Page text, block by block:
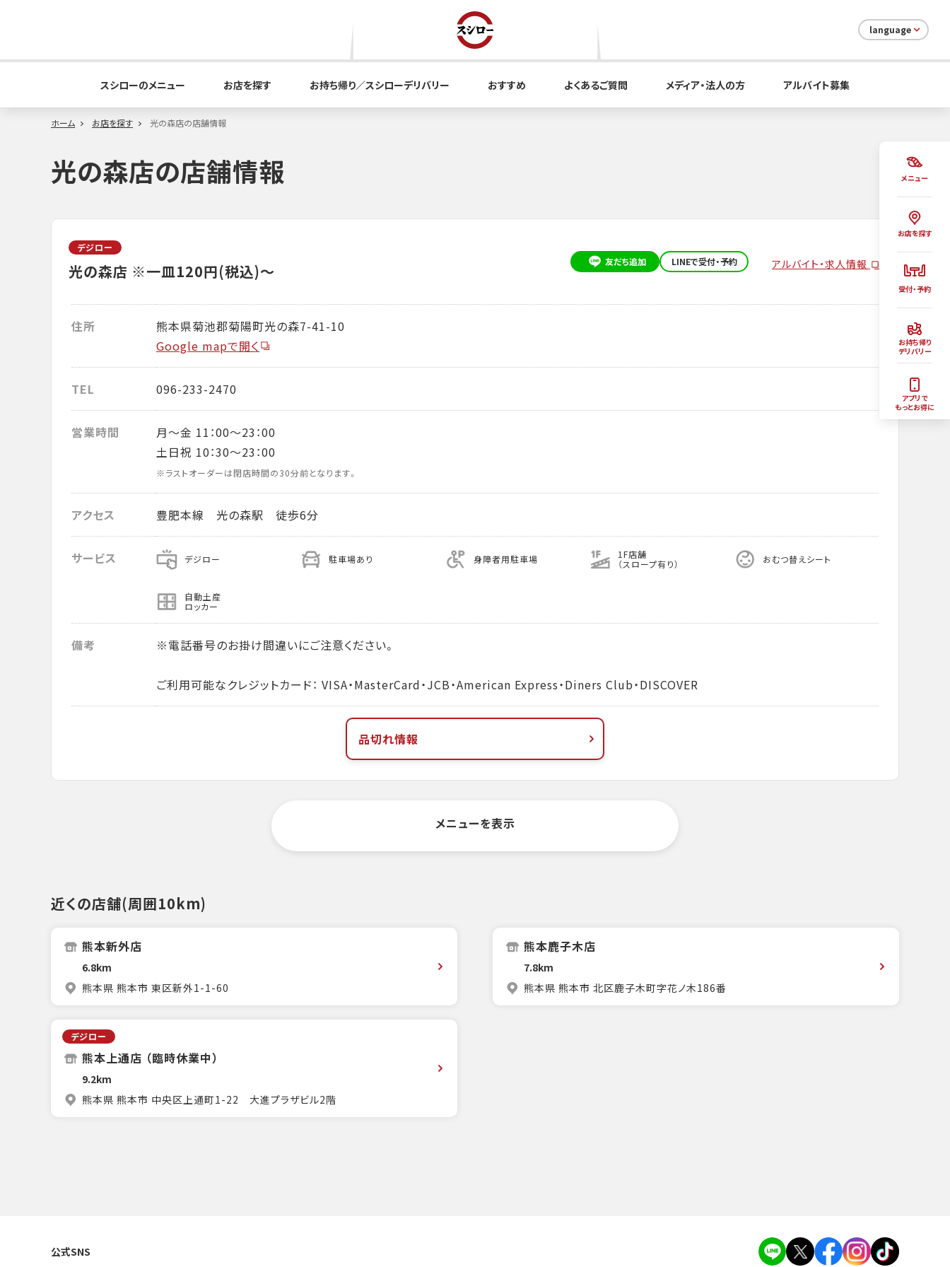
メニュー
お店を探す
受付・予約
お持ち帰り
デリバリー
アプリで
もっとお得に
language
スシローのメニュー お店を探す お持ち帰り／スシローデリバリー おすすめ よくあるご質問 メディア・法人の方 アルバイト募集
ホーム お店を探す 光の森店の店舗情報
光の森店の店舗情報
デジロー
光の森店 ※一皿120円(税込)～ 友だち追加 LINEで受付・予約 アルバイト・求人情報
住所
熊本県菊池郡菊陽町光の森7-41-10
Google mapで開く
TEL 096-233-2470
営業時間
月～金 11：00～23：00
土日祝 10：30～23：00
※ラストオーダーは閉店時間の30分前となります。
アクセス 豊肥本線 光の森駅 徒歩6分
サービス デジロー 駐車場あり 身障者用駐車場 1F店舗
（スロープ有り） おむつ替えシート
自動土産
ロッカー
備考 ※電話番号のお掛け間違いにご注意ください。
ご利用可能なクレジットカード： VISA・MasterCard・JCB・American Express・Diners Club・DISCOVER
品切れ情報
メニューを表示
近くの店舗(周囲10km)
熊本新外店
6.8km
熊本県 熊本市 東区新外1-1-60
熊本鹿子木店
7.8km
熊本県 熊本市 北区鹿子木町字花ノ木186番
デジロー
熊本上通店 （臨時休業中）
9.2km
熊本県 熊本市 中央区上通町1-22 大進プラザビル2階
公式SNS